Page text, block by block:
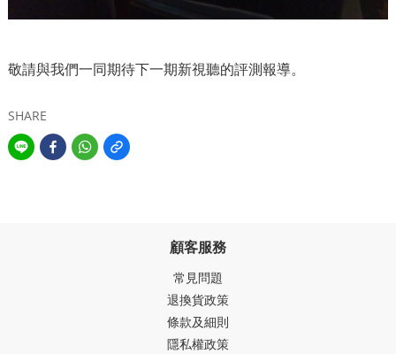
敬請與我們一同期待下一期新視聽的評測報導。
SHARE
顧客服務
常見問題
退換貨政策
條款及細則
隱私權政策